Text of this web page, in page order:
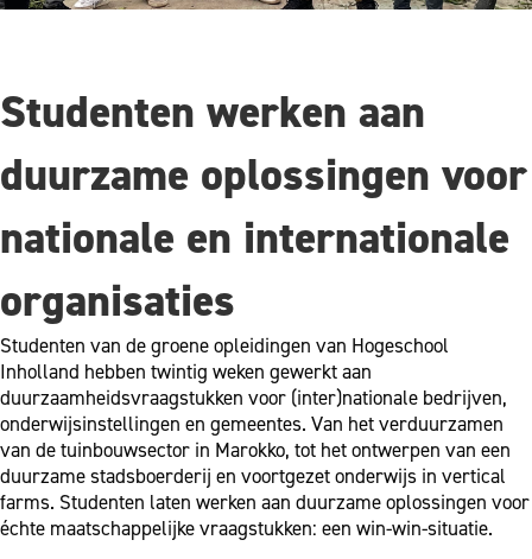
Studenten werken aan
duurzame oplossingen voor
nationale en internationale
organisaties
Studenten van de groene opleidingen van Hogeschool
Inholland hebben twintig weken gewerkt aan
duurzaamheidsvraagstukken voor (inter)nationale bedrijven,
onderwijsinstellingen en gemeentes. Van het verduurzamen
van de tuinbouwsector in Marokko, tot het ontwerpen van een
duurzame stadsboerderij en voortgezet onderwijs in vertical
farms. Studenten laten werken aan duurzame oplossingen voor
échte maatschappelijke vraagstukken: een win-win-situatie.